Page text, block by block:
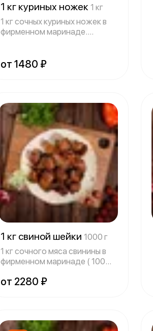
1 кг куриных ножек 1 кг
1 кг сочных куриных ножек в
фирменном маринаде.
от 1480 ₽
1 кг свиной шейки 1000 г
1 кг сочного мяса свинины в
фирменном маринаде ( 1000
от 2280 ₽